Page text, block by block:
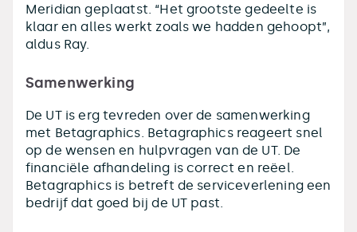
Meridian geplaatst. “Het grootste gedeelte is
klaar en alles werkt zoals we hadden gehoopt”,
aldus Ray.
Samenwerking
De UT is erg tevreden over de samenwerking
met Betagraphics. Betagraphics reageert snel
op de wensen en hulpvragen van de UT. De
financiële afhandeling is correct en reëel.
Betagraphics is betreft de serviceverlening een
bedrijf dat goed bij de UT past.